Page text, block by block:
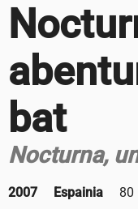
bat
Nocturna,
2007 Espainia 80